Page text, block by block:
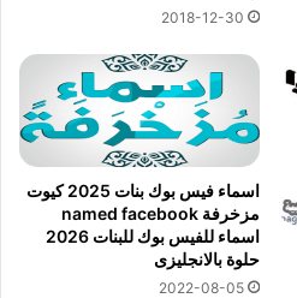
2018-12-30
اسماء فيس بوك بنات 2025 كيوت
مزخرفة named facebook
اسماء للفيس بوك للبنات 2026
حلوة بالانجليزى
2022-08-05